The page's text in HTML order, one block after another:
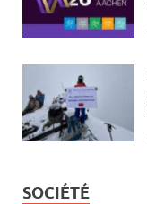
SOCIÉTÉ